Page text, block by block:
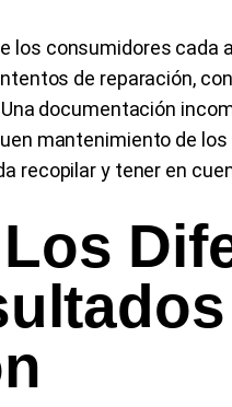
los consumidores cada
de reparación,
documentación
mantenimiento de
recopilar y tener en